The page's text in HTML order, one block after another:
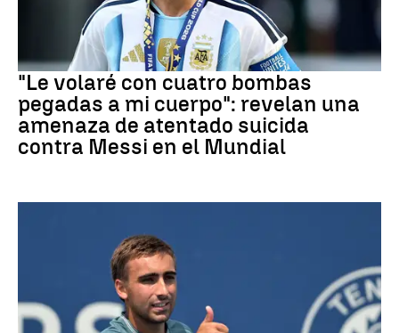
Mundial 2026
"Le volaré con cuatro bombas
pegadas a mi cuerpo": revelan una
amenaza de atentado suicida
contra Messi en el Mundial